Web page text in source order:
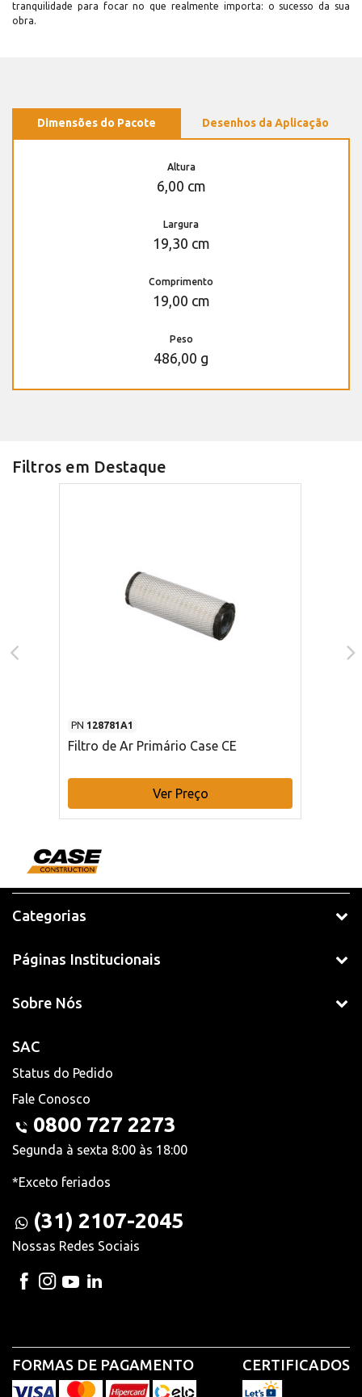
tranquilidade para focar no que realmente importa: o sucesso da sua
obra.
Dimensões do Pacote Desenhos da Aplicação
Altura
6,00 cm
Largura
19,30 cm
Comprimento
19,00 cm
Peso
486,00 g
Filtros em Destaque
PN 128781A1
Filtro de Ar Primário Case CE
Ver Preço
Categorias
Páginas Institucionais
Sobre Nós
SAC
Status do Pedido
Fale Conosco
0800 727 2273
Segunda à sexta 8:00 às 18:00
*Exceto feriados
(31) 2107-2045
Nossas Redes Sociais
FORMAS DE PAGAMENTO CERTIFICADOS